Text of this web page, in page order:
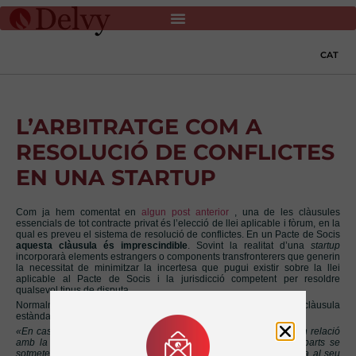
CAT
L’ARBITRATGE COM A
RESOLUCIÓ DE CONFLICTES
EN UNA STARTUP
Com ja hem comentat enalgun post anterior, una de les clàusules
essencials de tot contracte privat és l’elecció de llei aplicable i fòrum, en la
qual es preveu el sistema de resolució de conflictes. En un Pacte de Socis
aquesta clàusula és imprescindible. Sovint la realitat d’una startup
incorporarà elements estrangers o components transfronterers que generin
la necessitat de minimitzar la incertesa que pugui existir sobre la llei
aplicable al Pacte de Socis i la jurisdicció competent per resoldre
qualsevol tipus de disputa.
Normalment , en qualsevol contracte privat, trobem la següent clàusula
estàndard:
«En cas de qualsevol conflicte o discrepància que pugui sorgir en relació
amb la interpretació i/o compliment del present contracte, les parts se
sotmeten expressament als Tribunals de Barcelona, amb renúncia al seu